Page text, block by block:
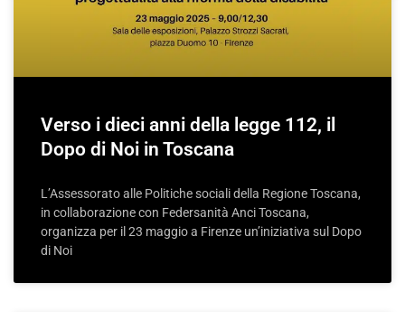
Verso i dieci anni della legge 112, il
Dopo di Noi in Toscana
L’Assessorato alle Politiche sociali della Regione Toscana,
in collaborazione con Federsanità Anci Toscana,
organizza per il 23 maggio a Firenze un’iniziativa sul Dopo
di Noi